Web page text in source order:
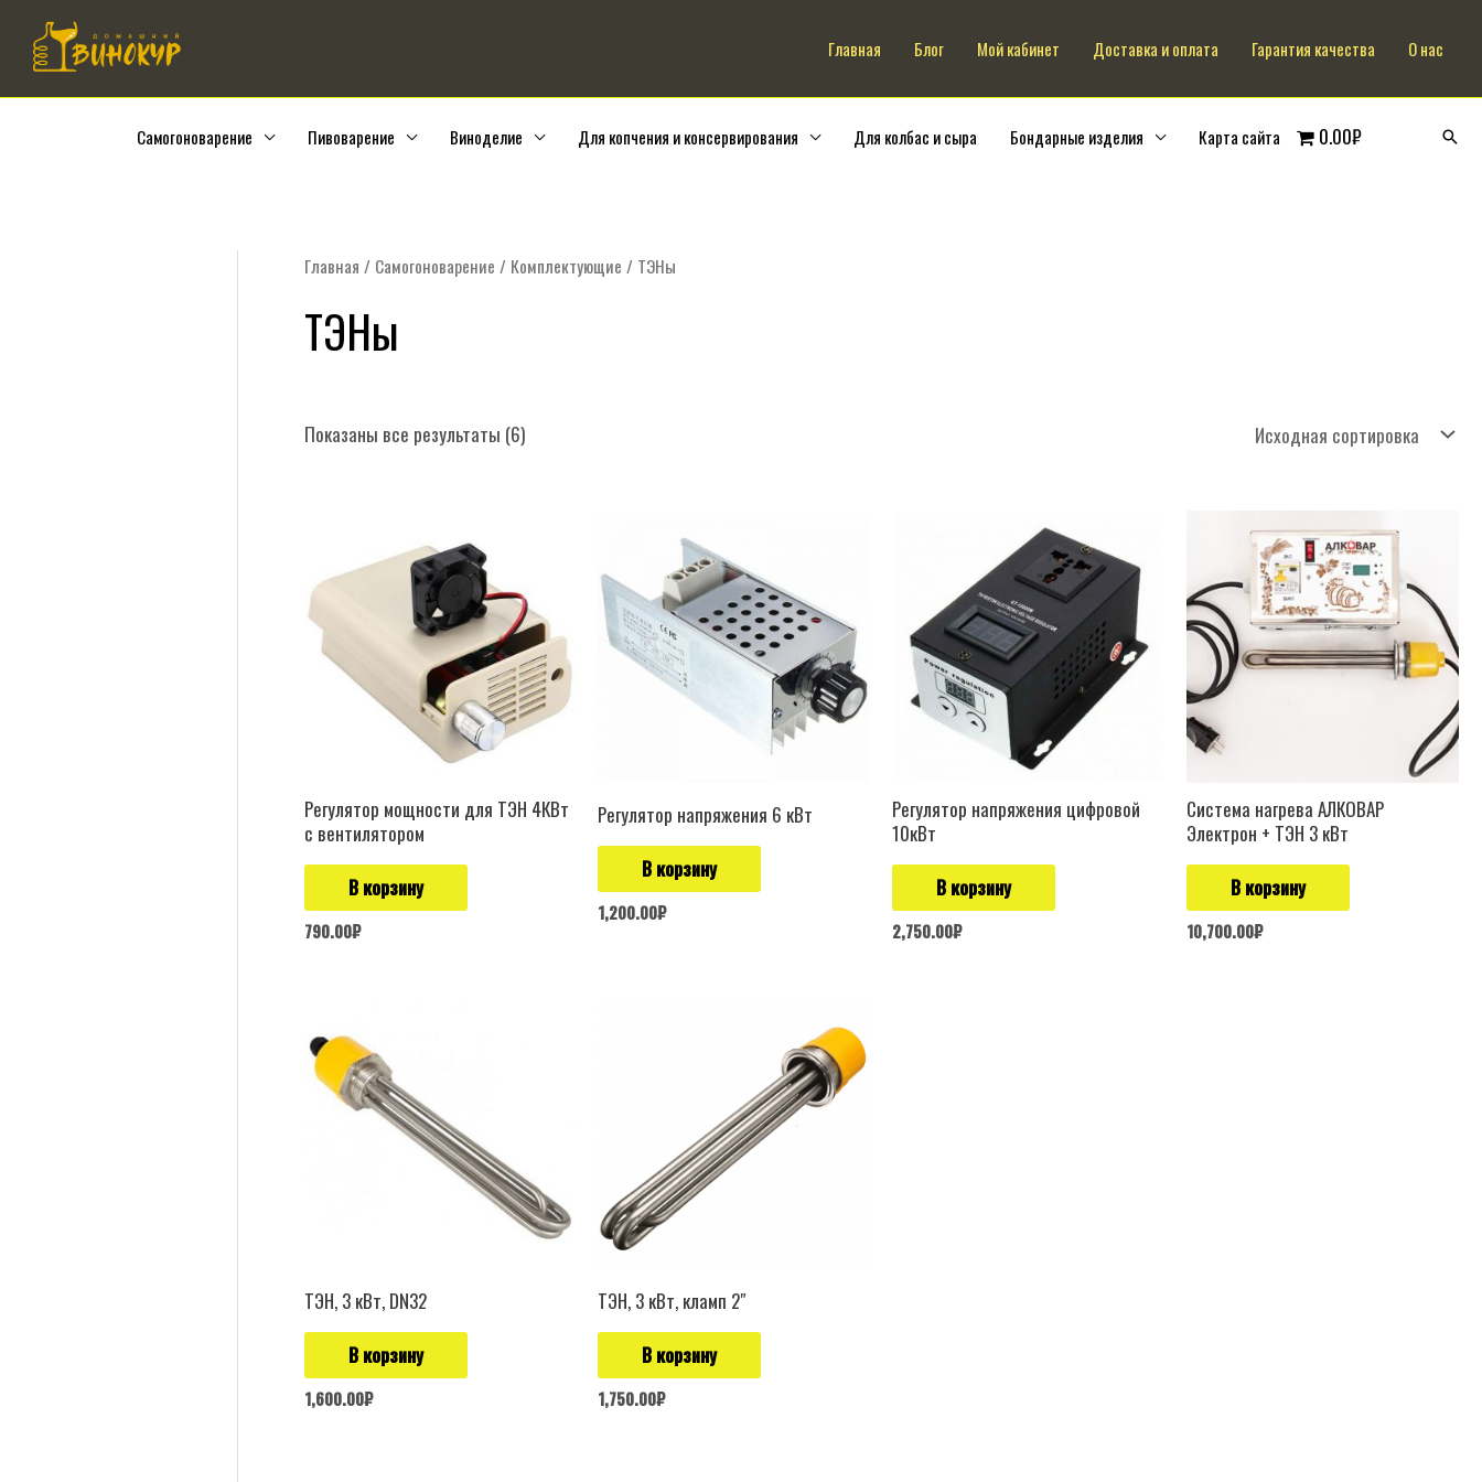
Перейти
Главная Блог Мой кабинет Доставка и оплата Гарантия качества О нас
Самогоноварение Пивоварение Виноделие Для копчения и консервирования Для колбас и сыра Бондарные изделия Карта сайта 0.00₽
Главная / Самогоноварение / Комплектующие / ТЭНы
ТЭНы
Показаны все результаты (6)
Регулятор мощности для ТЭН 4КВт
с вентилятором
В корзину
790.00₽
Регулятор напряжения 6 кВт
В корзину
1,200.00₽
Регулятор напряжения цифровой
10кВт
В корзину
2,750.00₽
Система нагрева АЛКОВАР
Электрон + ТЭН 3 кВт
В корзину
10,700.00₽
ТЭН, 3 кВт, DN32
В корзину
1,600.00₽
ТЭН, 3 кВт, кламп 2″
В корзину
1,750.00₽